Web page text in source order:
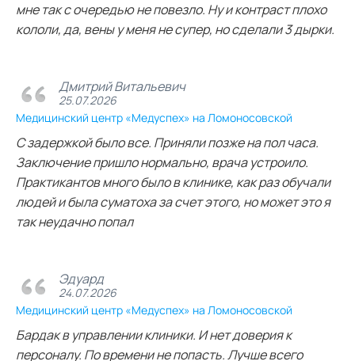
мне так с очередью не повезло. Ну и контраст плохо
кололи, да, вены у меня не супер, но сделали 3 дырки.
Дмитрий Витальевич
25.07.2026
Медицинский центр «Медуспех» на Ломоносовской
С задержкой было все. Приняли позже на пол часа.
Заключение пришло нормально, врача устроило.
Практикантов много было в клинике, как раз обучали
людей и была суматоха за счет этого, но может это я
так неудачно попал
Эдуард
24.07.2026
Медицинский центр «Медуспех» на Ломоносовской
Бардак в управлении клиники. И нет доверия к
персоналу. По времени не попасть. Лучше всего